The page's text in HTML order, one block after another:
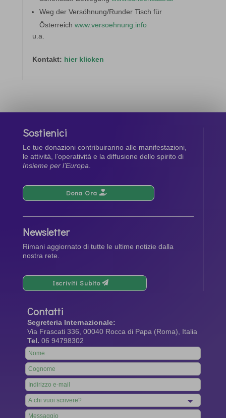
Weg der Versöhnung/Runder Tisch für
Österreich www.versoehnung.info
u.a.
Kontakt: hier klicken
Sostienici
Le tue donazioni contribuiranno alle manifestazioni,
le attività, l’operatività e la diffusione dello spirito di
Insieme per l’Europa
Dona Ora
Newsletter
Rimani aggiornato di tutte le ultime notizie dalla
nostra rete.
Iscriviti Subito
Contatti
Segreteria Internazionale:
Via Frascati 336, 00040 Rocca di Papa (Roma), Italia
Tel. 06 94798302
Leave
this
field
blank